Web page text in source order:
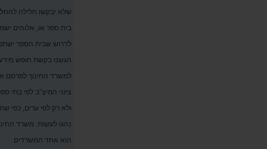
שלא יבקשו חלילה
בית ספר או, אלוהים
לדרוש שבית הספר
הגשנו בקשת חופש
למשרד החינוך לפרסם
ציוני המיצ"ב לפי בתי
ולא רק לפי ערים, כפי
נהגו לעשות. משרד
הוא אחד המשרדים